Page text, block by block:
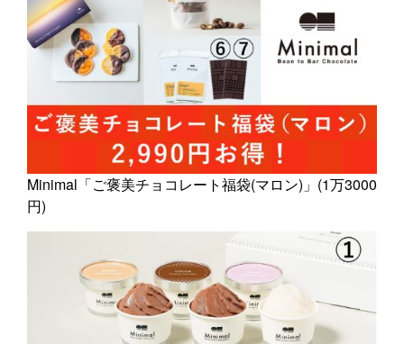
Minimal「ご褒美チョコレート福袋(マロン)」(1万3000
円)